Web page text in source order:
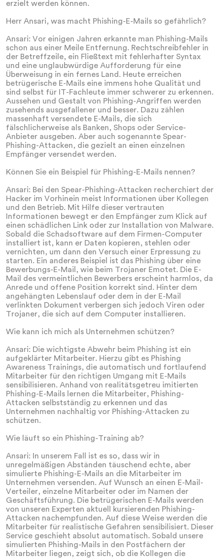
erzielt werden können.
Herr Ansari, was macht Phishing-E-Mails so gefährlich?
Ansari: Vor einigen Jahren erkannte man Phishing-Mails
schon aus einer Meile Entfernung. Rechtschreibfehler in
der Betreffzeile, ein Fließtext mit fehlerhafter Syntax
und eine unglaubwürdige Aufforderung für eine
Überweisung in ein fernes Land. Heute erreichen
betrügerische E-Mails eine immens hohe Qualität und
sind selbst für IT-Fachleute immer schwerer zu erkennen.
Aussehen und Gestalt von Phishing-Angriffen werden
zusehends ausgefallener und besser. Dazu zählen
massenhaft versendete E-Mails, die sich
fälschlicherweise als Banken, Shops oder Service-
Anbieter ausgeben. Aber auch sogenannte Spear-
Phishing-Attacken, die gezielt an einen einzelnen
Empfänger versendet werden.
Können Sie ein Beispiel für Phishing-E-Mails nennen?
Ansari: Bei den Spear-Phishing-Attacken recherchiert der
Hacker im Vorhinein meist Informationen über Kollegen
und den Betrieb. Mit Hilfe dieser vertrauten
Informationen bewegt er den Empfänger zum Klick auf
einen schädlichen Link oder zur Installation von Malware.
Sobald die Schadsoftware auf dem Firmen-Computer
installiert ist, kann er Daten kopieren, stehlen oder
vernichten, um dann den Versuch einer Erpressung zu
starten. Ein anderes Beispiel ist das Phishing über eine
Bewerbungs-E-Mail, wie beim Trojaner Emotet. Die E-
Mail des vermeintlichen Bewerbers erscheint harmlos, da
Anrede und offene Position korrekt sind. Hinter dem
angehängten Lebenslauf oder dem in der E-Mail
verlinkten Dokument verbergen sich jedoch Viren oder
Trojaner, die sich auf dem Computer installieren.
Wie kann ich mich als Unternehmen schützen?
Ansari: Die wichtigste Abwehr beim Phishing ist ein
aufgeklärter Mitarbeiter. Hierzu gibt es Phishing
Awareness Trainings, die automatisch und fortlaufend
Mitarbeiter für den richtigen Umgang mit E-Mails
sensibilisieren. Anhand von realitätsgetreu imitierten
Phishing-E-Mails lernen die Mitarbeiter, Phishing-
Attacken selbstständig zu erkennen und das
Unternehmen nachhaltig vor Phishing-Attacken zu
schützen.
Wie läuft so ein Phishing-Training ab?
Ansari: In unserem Fall ist es so, dass wir in
unregelmäßigen Abständen täuschend echte, aber
simulierte Phishing-E-Mails an die Mitarbeiter im
Unternehmen versenden. Auf Wunsch an einen E-Mail-
Verteiler, einzelne Mitarbeiter oder im Namen der
Geschäftsführung. Die betrügerischen E-Mails werden
von unseren Experten aktuell kursierenden Phishing-
Attacken nachempfunden. Auf diese Weise werden die
Mitarbeiter für realistische Gefahren sensibilisiert. Dieser
Service geschieht absolut automatisch. Sobald unsere
simulierten Phishing-Mails in den Postfächern der
Mitarbeiter liegen, zeigt sich, ob die Kollegen die